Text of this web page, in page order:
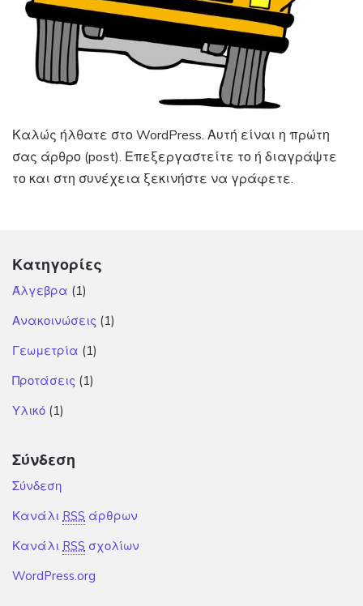
Καλώς ήλθατε στο WordPress. Αυτή είναι η πρώτη
σας άρθρο (post). Επεξεργαστείτε το ή διαγράψτε
το και στη συνέχεια ξεκινήστε να γράφετε.
Κατηγορίες
Άλγεβρα (1)
Ανακοινώσεις (1)
Γεωμετρία (1)
Προτάσεις (1)
Υλικό (1)
Σύνδεση
Σύνδεση
Κανάλι RSS άρθρων
Κανάλι RSS σχολίων
WordPress.org